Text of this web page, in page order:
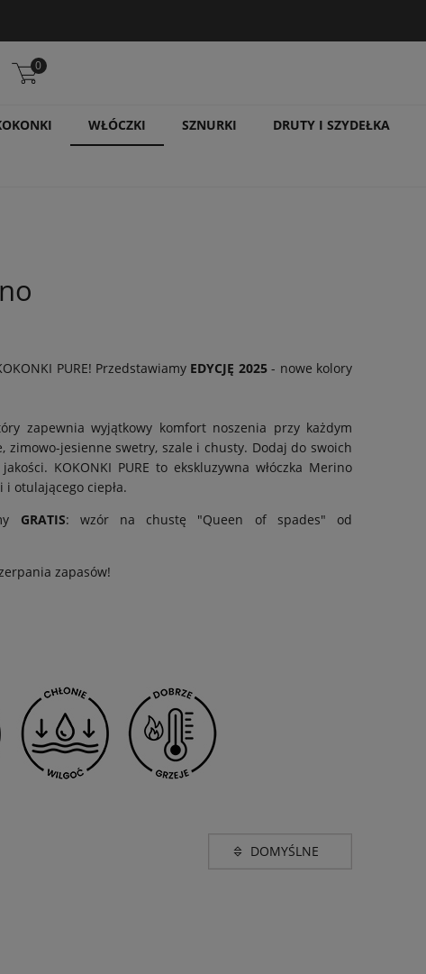
0
WŁÓCZKI SZNURKI DRUTY I SZYDEŁKA
PURE! Przedstawiamy EDYCJĘ 2025- nowe kolory
zapewnia wyjątkowy komfort noszenia przy każdym
zimowo-jesienne swetry, szale i chusty. Dodaj do swoich
KOKONKI PURE to ekskluzywna włóczka Merino
i otulającego ciepła.
GRATIS: wzór na chustę "Queen of spades" od
zapasów!